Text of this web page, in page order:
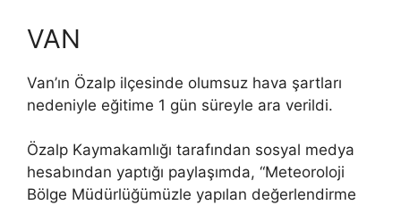
VAN
Van’ın Özalp ilçesinde olumsuz hava şartları
nedeniyle eğitime 1 gün süreyle ara verildi.
Özalp Kaymakamlığı tarafından sosyal medya
hesabından yaptığı paylaşımda, “Meteoroloji
Bölge Müdürlüğümüzle yapılan değerlendirme